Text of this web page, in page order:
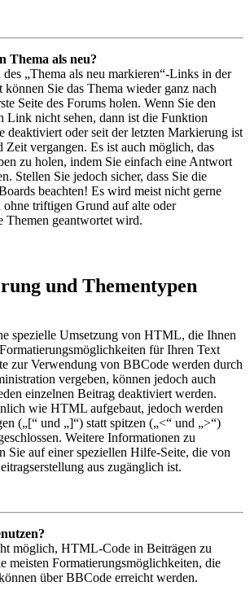
Thema als neu?
„Thema als neu markieren“-Links in der
können Sie das Thema wieder ganz nach
Seite des Forums holen. Wenn Sie den
Link nicht sehen, dann ist die Funktion
deaktiviert oder seit der letzten Markierung ist
Zeit vergangen. Es ist auch möglich, das
zu holen, indem Sie einfach eine Antwort
Stellen Sie jedoch sicher, dass Sie die
beachten! Es wird meist nicht gerne
ohne triftigen Grund auf alte oder
Themen geantwortet wird.
und Thementypen
spezielle Umsetzung von HTML, die Ihnen
für Ihren Text
zur Verwendung von BBCode werden durch
vergeben, können jedoch auch
einzelnen Beitrag deaktiviert werden.
wie HTML aufgebaut, jedoch werden
(„[“ und „]“) statt spitzen („<“ und „>“)
Weitere Informationen zu
Sie auf einer speziellen Hilfe-Seite, die von
aus zugänglich ist.
möglich, HTML-Code in Beiträgen zu
meisten Formatierungsmöglichkeiten, die
über BBCode erreicht werden.